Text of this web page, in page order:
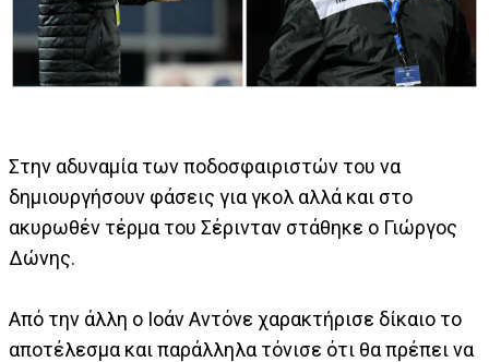
Στην αδυναμία των ποδοσφαιριστών του να
δημιουργήσουν φάσεις για γκολ αλλά και στο
ακυρωθέν τέρμα του Σέρινταν στάθηκε ο Γιώργος
Δώνης.
Από την άλλη ο Ιοάν Αντόνε χαρακτήρισε δίκαιο το
αποτέλεσμα και παράλληλα τόνισε ότι θα πρέπει να